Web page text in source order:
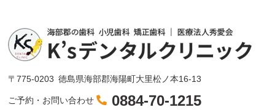
〒775-0203 徳島県海部郡海陽町大里松ノ本16-13
ご予約・お問い合わせ 0884-70-1215